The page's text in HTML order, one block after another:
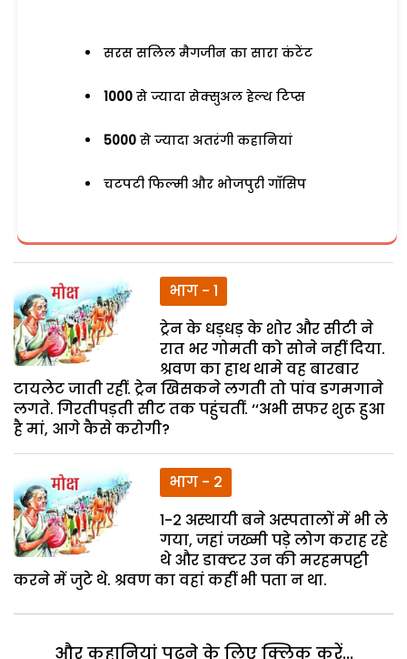
सरस सलिल मैगजीन का सारा कंटेंट
1000 से ज्यादा सेक्सुअल हेल्थ टिप्स
5000 से ज्यादा अतरंगी कहानियां
चटपटी फिल्मी और भोजपुरी गॉसिप
भाग - 1
ट्रेन के धड़धड़ के शोर और सीटी ने
रात भर गोमती को सोने नहीं दिया.
श्रवण का हाथ थामे वह बारबार
टायलेट जाती रहीं. ट्रेन खिसकने लगती तो पांव डगमगाने
लगते. गिरतीपड़ती सीट तक पहुंचतीं. ‘‘अभी सफर शुरू हुआ
है मां, आगे कैसे करोगी?
भाग - 2
1-2 अस्थायी बने अस्पतालों में भी ले
गया, जहां जख्मी पड़े लोग कराह रहे
थे और डाक्टर उन की मरहमपट्टी
करने में जुटे थे. श्रवण का वहां कहीं भी पता न था.
और कहानियां पढ़ने के लिए क्लिक करें...